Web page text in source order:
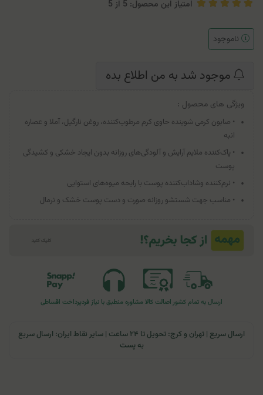
امتیاز این محصول: 5 از 5
ناموجود
موجود شد به من اطلاع بده
ویژگی های محصول :
• صابون کرمی شوینده حاوی کرم مرطوب‌کننده، روغن نارگیل، آملا و عصاره
انبه
• پاک‌کننده ملایم آرایش و آلودگی‌های روزانه بدون ایجاد خشکی و کشیدگی
پوست
• نرم‌کننده وشاداب‌کننده پوست با رایحه میوه‌های استوایی
• مناسب جهت شستشو روزانه صورت و دست پوست خشک و نرمال
ارسال به تمام کشوراصالت کالا مشاوره منطبق با نیاز فردپرداخت اقساطی
ارسال سریع | تهران و کرج: تحویل تا ۲۴ ساعت | سایر نقاط ایران: ارسال سریع
به پست